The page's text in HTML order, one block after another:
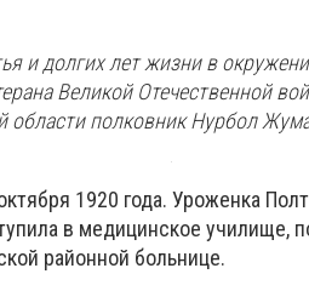
и долгих лет жизни в
Великой Отечественной
области полковник Нурбол
1920 года. Уроженка
в медицинское училище,
районной больнице.